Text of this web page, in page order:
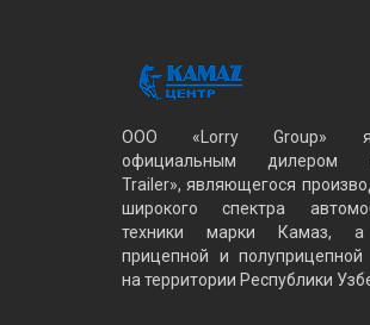
ООО «Lorry Group»
официальным дилером
Trailer», являющегося
широкого спектра
техники марки Камаз,
прицепной и полуприцепной
на территории Республики